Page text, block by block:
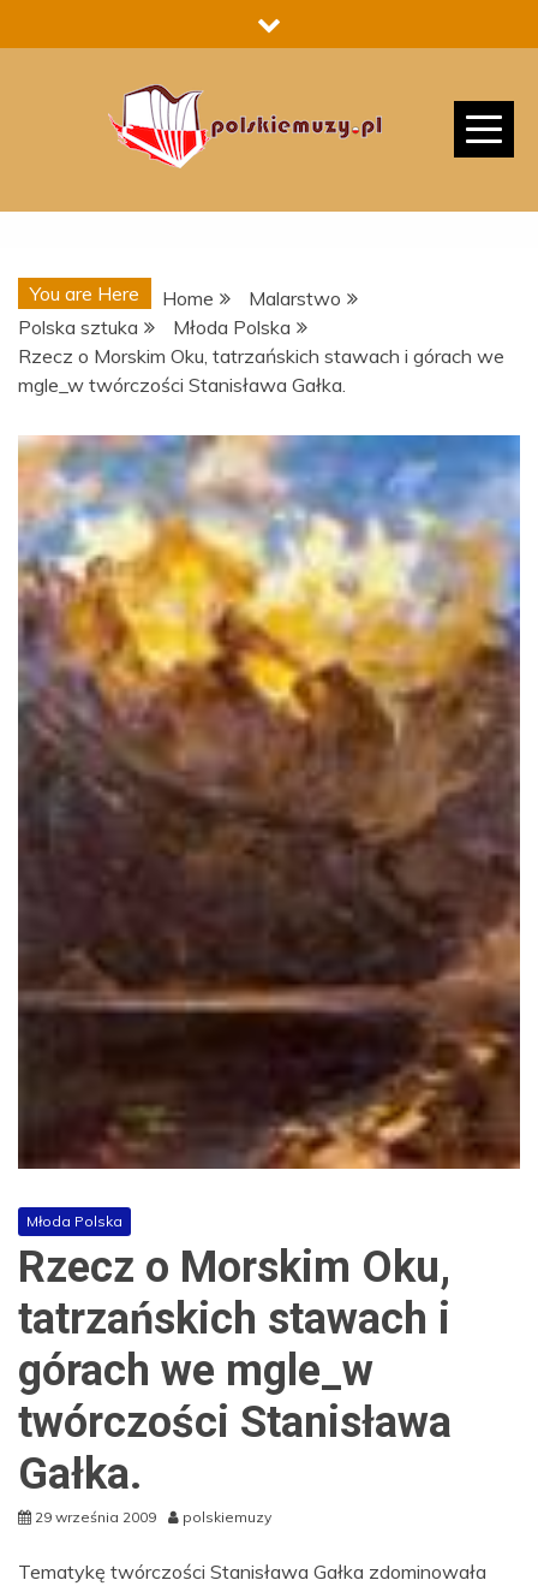
to
You are Here Home
Malarstwo
Polska sztuka
Młoda Polska
Rzecz o Morskim Oku, tatrzańskich stawach i górach we
mgle_w twórczości Stanisława Gałka.
Młoda Polska
Rzecz o Morskim Oku,
tatrzańskich stawach i
górach we mgle_w
twórczości Stanisława
Gałka.
29 września 2009 polskiemuzy
Tematykę twórczości Stanisława Gałka zdominowała